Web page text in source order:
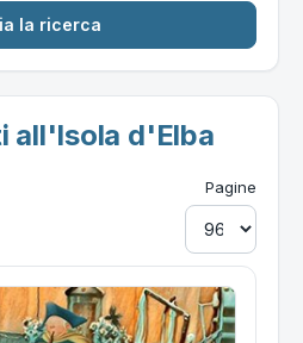
all'Isola d'Elba
Pagine